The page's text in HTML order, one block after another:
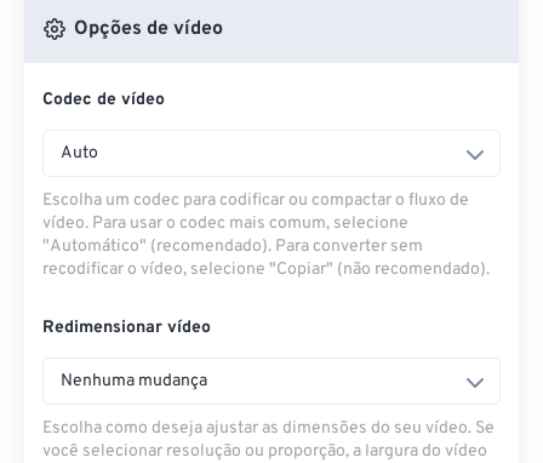
Do OneDrive
Opções de vídeo
Codec de vídeo
Auto
Escolha um codec para codificar ou compactar o fluxo de
vídeo. Para usar o codec mais comum, selecione
"Automático" (recomendado). Para converter sem
recodificar o vídeo, selecione "Copiar" (não recomendado).
Redimensionar vídeo
Nenhuma mudança
Escolha como deseja ajustar as dimensões do seu vídeo. Se
você selecionar resolução ou proporção, a largura do vídeo